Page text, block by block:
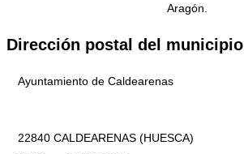
Aragón.
Dirección postal del municipio
Ayuntamiento de Caldearenas
22840 CALDEARENAS (HUESCA)